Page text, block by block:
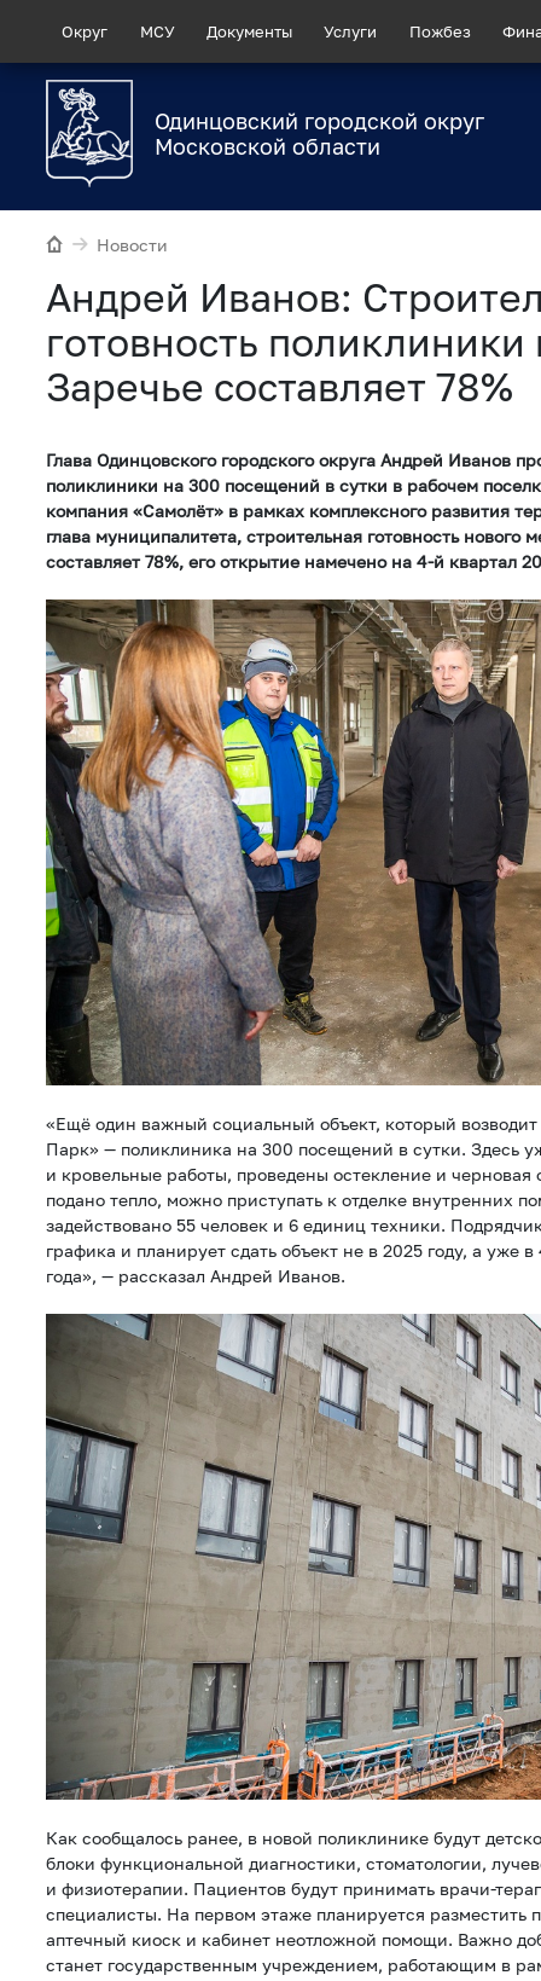
Округ МСУ Документы Услуги Пожбез
Одинцовский городской округ
Московской области
Новости
Андрей Иванов:
готовность поликлиники
Заречье составляет 78%
Глава Одинцовского городского округа Андрей Иванов
поликлиники на 300 посещений в сутки в рабочем
компания «Самолёт» в рамках комплексного развития
глава муниципалитета, строительная готовность нового
составляет 78%, его открытие намечено на 4-й квартал
«Ещё один важный социальный объект, который
Парк» — поликлиника на 300 посещений в сутки. Здесь
и кровельные работы, проведены остекление и черновая
подано тепло, можно приступать к отделке внутренних
задействовано 55 человек и 6 единиц техники.
графика и планирует сдать объект не в 2025 году, а уже
года», — рассказал Андрей Иванов.
Как сообщалось ранее, в новой поликлинике будут
блоки функциональной диагностики, стоматологии,
и физиотерапии. Пациентов будут принимать врачи-
специалисты. На первом этаже планируется разместить
аптечный киоск и кабинет неотложной помощи. Важно
станет государственным учреждением, работающим в